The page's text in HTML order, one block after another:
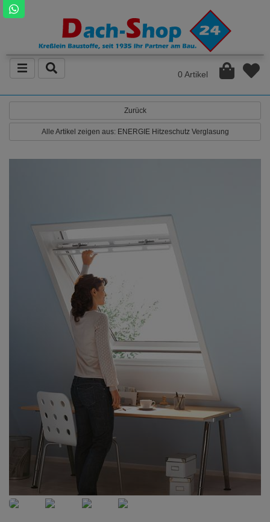
0 Artikel
Zurück
Alle Artikel zeigen aus: ENERGIE Hitzeschutz Verglasung